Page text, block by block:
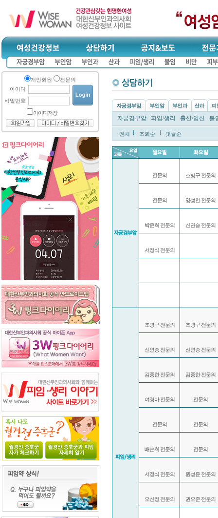
개인회원
전문의
아이디
비밀번호
아이디저장
자궁경부암 피임/생리 출산/임신 불
전체 조회순 댓글순
전문의
전문의
박윤희 전문의
서정식 전문의
조병구 전문의
신연승 전문의
김종한 전문의
여경아 전문의
전문의
배순희 전문의
서정식 전문의
오신정 전문의
조병구 전문의
양성천 전문의
신연승 전문의
조병구 전문의
신연승 전문의
김종한 전문의
전문의
전문의
전문의
원성윤 전문의
권오준 전문의